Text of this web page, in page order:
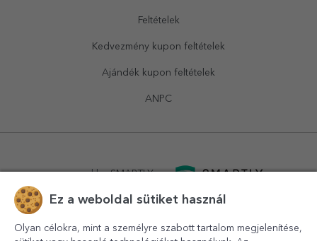
Feltételek
Kedvezmény kupon feltételek
Ajándék kupon feltételek
ANPC
powered bySMARTLY.ro
Ez a weboldal sütiket használ
Olyan célokra, mint a személyre szabott tartalom megjelenítése,